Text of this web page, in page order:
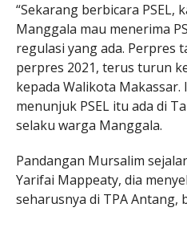
“Sekarang berbicara PSEL,
Manggala mau menerima
regulasi yang ada. Perpres
perpres 2021, terus turun
kepada Walikota Makassar.
menunjuk PSEL itu ada di
selaku warga Manggala.
Pandangan Mursalim
Yarifai Mappeaty, dia
seharusnya di TPA Antang,